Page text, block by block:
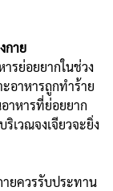
กาย
รย่อยยากในช่วง
อาหารถูกทำร้าย
าหารที่ย่อยยาก
เวณจงเจียวจะยิ่ง
ยควรรับประทาน